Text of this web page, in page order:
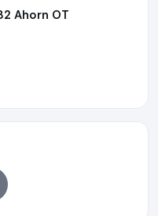
Ahorn OT